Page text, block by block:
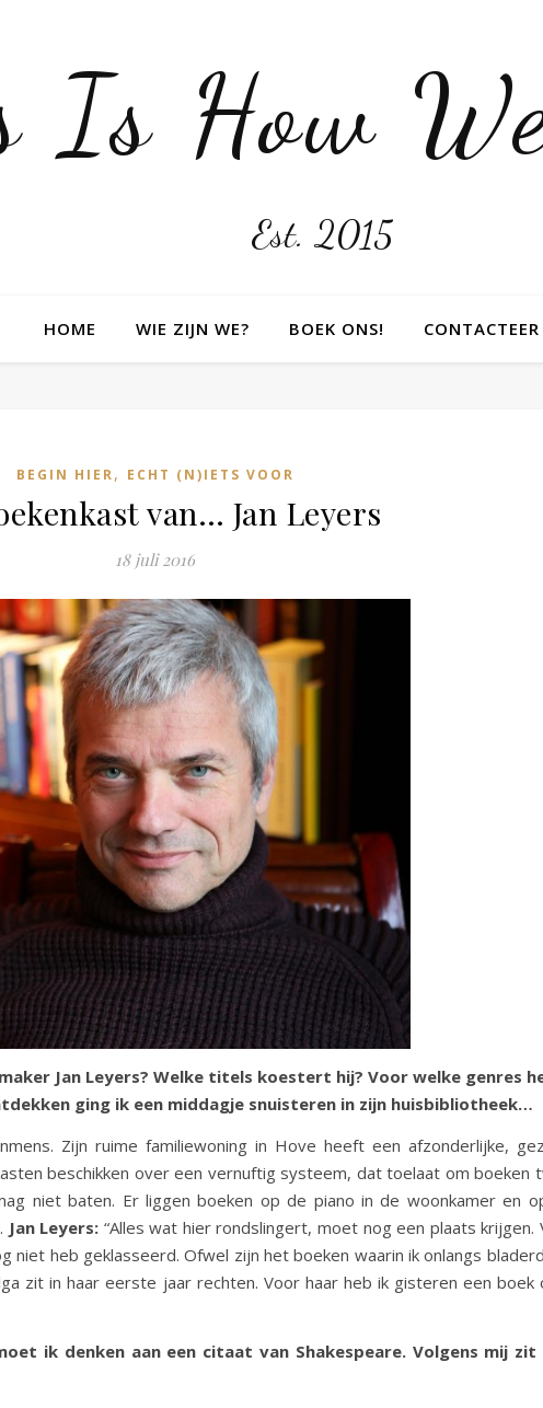
Is How
Est. 2015
HOME WIE ZIJN WE? BOEK ONS!
BEGIN HIER, ECHT (N)IETS VOOR
van… Jan Leyers
18 juli 2016
Jan Leyers? Welke titels koestert hij? Voor welke genres
ging ik een middagje snuisteren in zijn huisbibliotheek…
Zijn ruime familiewoning in Hove heeft een afzonderlijke,
beschikken over een vernuftig systeem, dat toelaat om boeken
niet baten. Er liggen boeken op de piano in de woonkamer en
Jan Leyers: “Alles wat hier rondslingert, moet nog een plaats krijgen.
niet heb geklasseerd. Ofwel zijn het boeken waarin ik onlangs
zit in haar eerste jaar rechten. Voor haar heb ik gisteren een boek
ik denken aan een citaat van Shakespeare. Volgens mij zit